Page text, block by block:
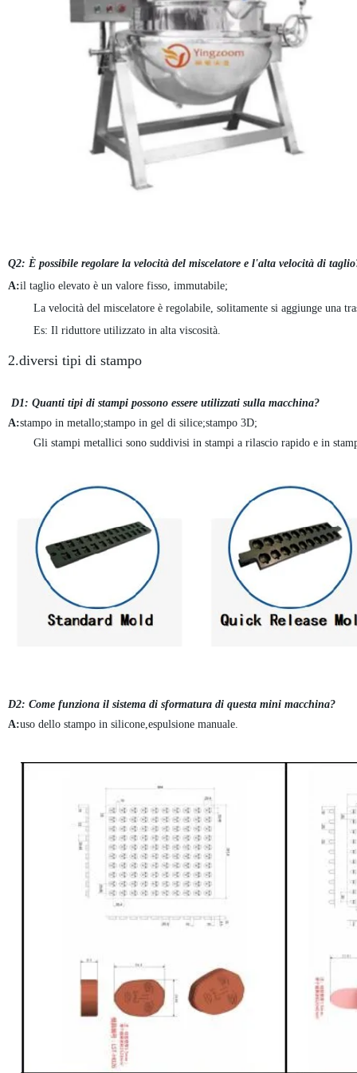
Q2: È possibile regolare la velocità del miscelatore e l'alta velocità di
A:il taglio elevato è un valore fisso, immutabile;
La velocità del miscelatore è regolabile, solitamente si aggiunge una
Es: Il riduttore utilizzato in alta viscosità.
2.diversi tipi di stampo
D1: Quanti tipi di stampi possono essere utilizzati sulla macchina?
A:stampo in metallo;stampo in gel di silice;stampo 3D;
Gli stampi metallici sono suddivisi in stampi a rilascio rapido e in
D2: Come funziona il sistema di sformatura di questa mini macchina?
A:uso dello stampo in silicone,espulsione manuale.